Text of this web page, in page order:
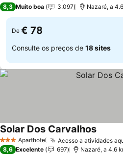
8,3 Muito boa 3.097 Nazaré, a
De € 78
Consulte os preços de 18 sites
3 EstrelasAparthotel Acesso a atividades
Solar Dos Carvalhos
8,6 Excelente 697 Nazaré, a 4.6